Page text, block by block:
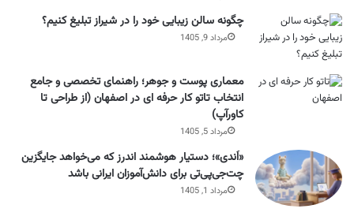
چگونه سالن زیبایی خود را در شیراز تبلیغ کنیم؟
مرداد 9, 1405
معماری پوست و جوهر؛ راهنمای تخصصی و جامع
انتخاب تاتو کار حرفه ای در اصفهان (از طراحی تا
کاورآپ)
مرداد 5, 1405
«اَندی»؛ دستیار هوشمند اندرز که می‌خواهد جایگزین
چت‌جی‌پی‌تی برای دانش‌آموزان ایرانی باشد
مرداد 1, 1405